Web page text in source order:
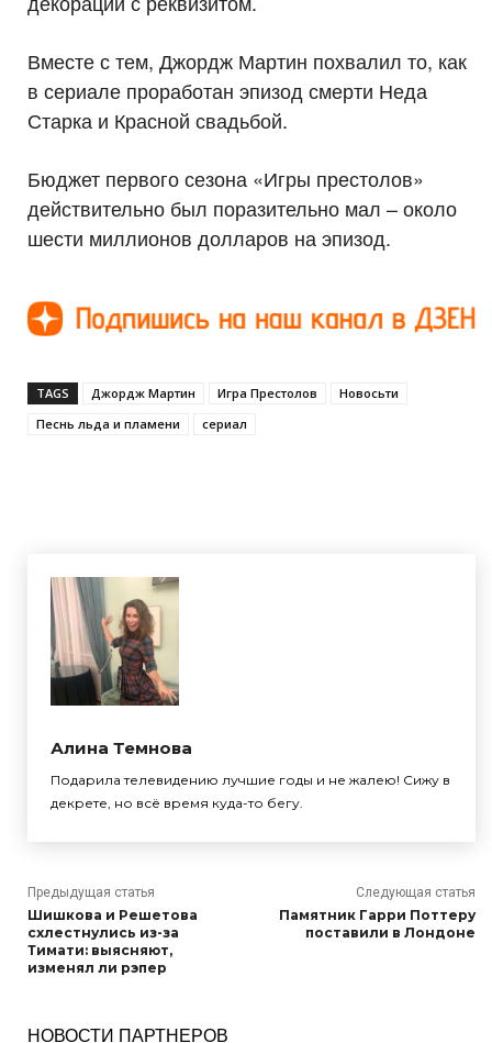
Вместе с тем, Джордж Мартин похвалил то, как
в сериале проработан эпизод смерти Неда
Старка и Красной свадьбой.
Бюджет первого сезона «Игры престолов»
действительно был поразительно мал – около
шести миллионов долларов на эпизод.
TAGS Джордж Мартин Игра Престолов
Новосьти
Песнь льда и пламени
сериал
Алина Темнова
Подарила телевидению лучшие годы и не жалею! Сижу в
декрете, но всё время куда-то бегу.
Предыдущая статья
Шишкова и Решетова
схлестнулись из-за
Тимати: выясняют,
изменял ли рэпер
Следующая статья
Памятник Гарри Поттеру
поставили в Лондоне
НОВОСТИ ПАРТНЕРОВ